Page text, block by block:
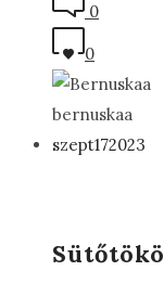
0
0
bernuskaa
szept172023